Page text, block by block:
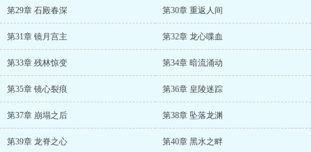
第29章 石殿春深 第30章 重返人间
第31章 镜月宫主 第32章 龙心喋血
第33章 残林惊变 第34章 暗流涌动
第35章 镜心裂痕 第36章 皇陵迷踪
第37章 崩塌之后 第38章 坠落龙渊
第39章 龙脊之心 第40章 黑水之畔